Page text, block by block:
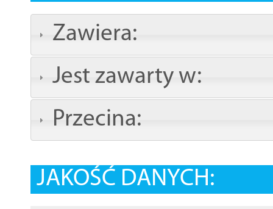
Zawiera:
Jest zawarty w:
Przecina:
JAKOŚĆ DANYCH: